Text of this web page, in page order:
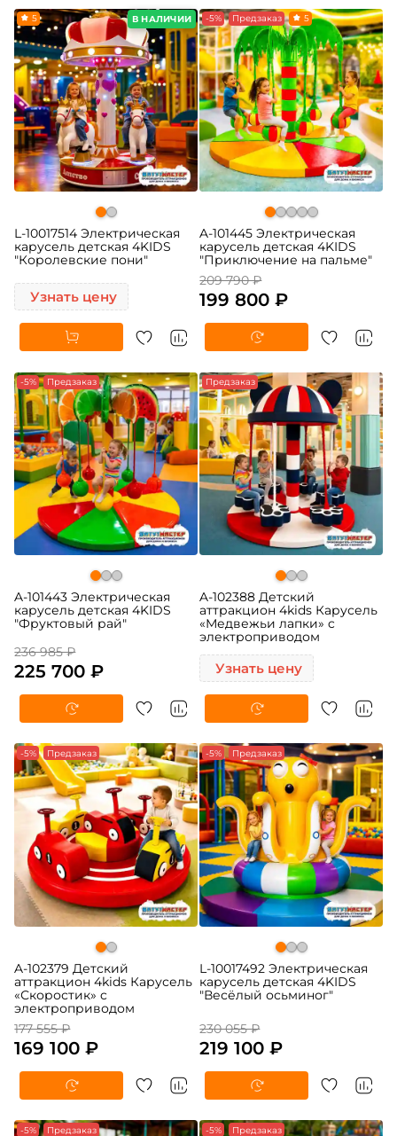
В НАЛИЧИИ
5
L-10017514 Электрическая
карусель детская 4KIDS
"Королевские пони"
Узнать цену
-5% Предзаказ 5
A-101445 Электрическая
карусель детская 4KIDS
"Приключение на пальме"
209 790 ₽
199 800 ₽
-5% Предзаказ
A-101443 Электрическая
карусель детская 4KIDS
"Фруктовый рай"
236 985 ₽
225 700 ₽
Предзаказ
A-102388 Детский
аттракцион 4kids Карусель
«Медвежьи лапки» c
электроприводом
Узнать цену
-5% Предзаказ
A-102379 Детский
аттракцион 4kids Карусель
«Скоростик» c
электроприводом
177 555 ₽
169 100 ₽
-5% Предзаказ
L-10017492 Электрическая
карусель детская 4KIDS
"Весёлый осьминог"
230 055 ₽
219 100 ₽
-5% Предзаказ -5% Предзаказ